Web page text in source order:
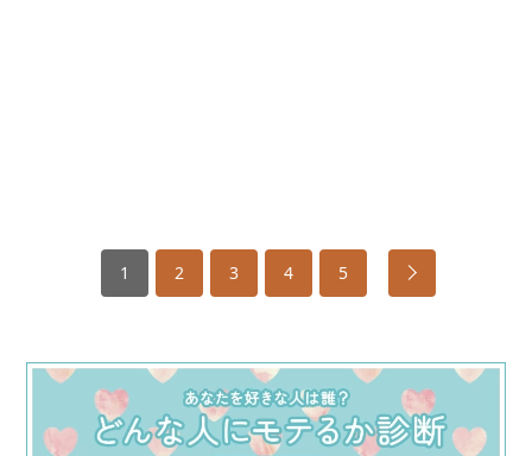
1 2 3 4 5